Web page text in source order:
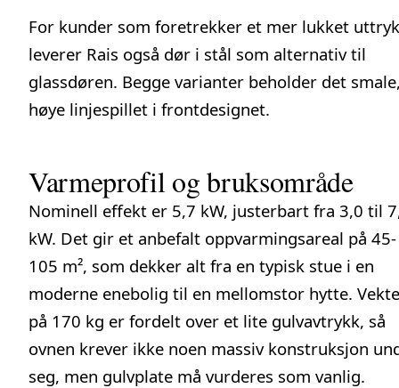
For kunder som foretrekker et mer lukket
leverer Rais også dør i stål som alternativ til
glassdøren. Begge varianter beholder det
høye linjespillet i frontdesignet.
Varmeprofil og bruksområde
Nominell effekt er 5,7 kW, justerbart fra 3,0 til
kW. Det gir et anbefalt oppvarmingsareal på 45-
105 m², som dekker alt fra en typisk stue i en
moderne enebolig til en mellomstor hytte.
på 170 kg er fordelt over et lite gulvavtrykk, så
ovnen krever ikke noen massiv konstruksjon
seg, men gulvplate må vurderes som vanlig.